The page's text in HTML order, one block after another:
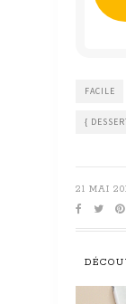
FACILE
{
21 MAI